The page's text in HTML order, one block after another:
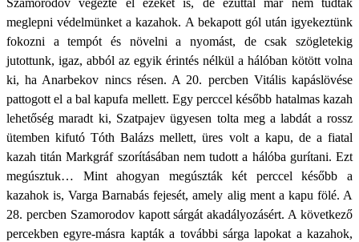
Szamorodov végezte el ezeket is, de ezúttal már nem tudták
meglepni védelmünket a kazahok. A bekapott gól után igyekeztünk
fokozni a tempót és növelni a nyomást, de csak szögletekig
jutottunk, igaz, abból az egyik érintés nélkül a hálóban kötött volna
ki, ha Anarbekov nincs résen. A 20. percben Vitális kapáslövése
pattogott el a bal kapufa mellett. Egy perccel később hatalmas kazah
lehetőség maradt ki, Szatpajev ügyesen tolta meg a labdát a rossz
ütemben kifutó Tóth Balázs mellett, üres volt a kapu, de a fiatal
kazah titán Markgráf szorításában nem tudott a hálóba gurítani. Ezt
megúsztuk… Mint ahogyan megúszták két perccel később a
kazahok is, Varga Barnabás fejesét, amely alig ment a kapu fölé. A
28. percben Szamorodov kapott sárgát akadályozásért. A következő
percekben egyre-másra kapták a további sárga lapokat a kazahok,